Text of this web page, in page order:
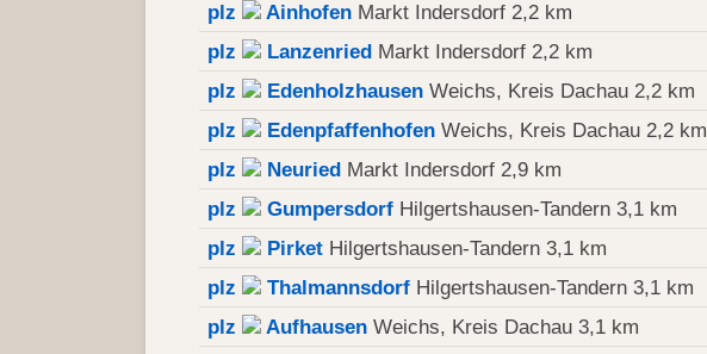
plz
Ainhofen Markt Indersdorf 2,2 km
plz
Lanzenried Markt Indersdorf 2,2 km
plz
Edenholzhausen Weichs, Kreis Dachau 2,2 km
plz
Edenpfaffenhofen Weichs, Kreis Dachau 2,2 km
plz
Neuried Markt Indersdorf 2,9 km
plz
Gumpersdorf Hilgertshausen-Tandern 3,1 km
plz
Pirket Hilgertshausen-Tandern 3,1 km
plz
Thalmannsdorf Hilgertshausen-Tandern 3,1 km
plz
Aufhausen Weichs, Kreis Dachau 3,1 km